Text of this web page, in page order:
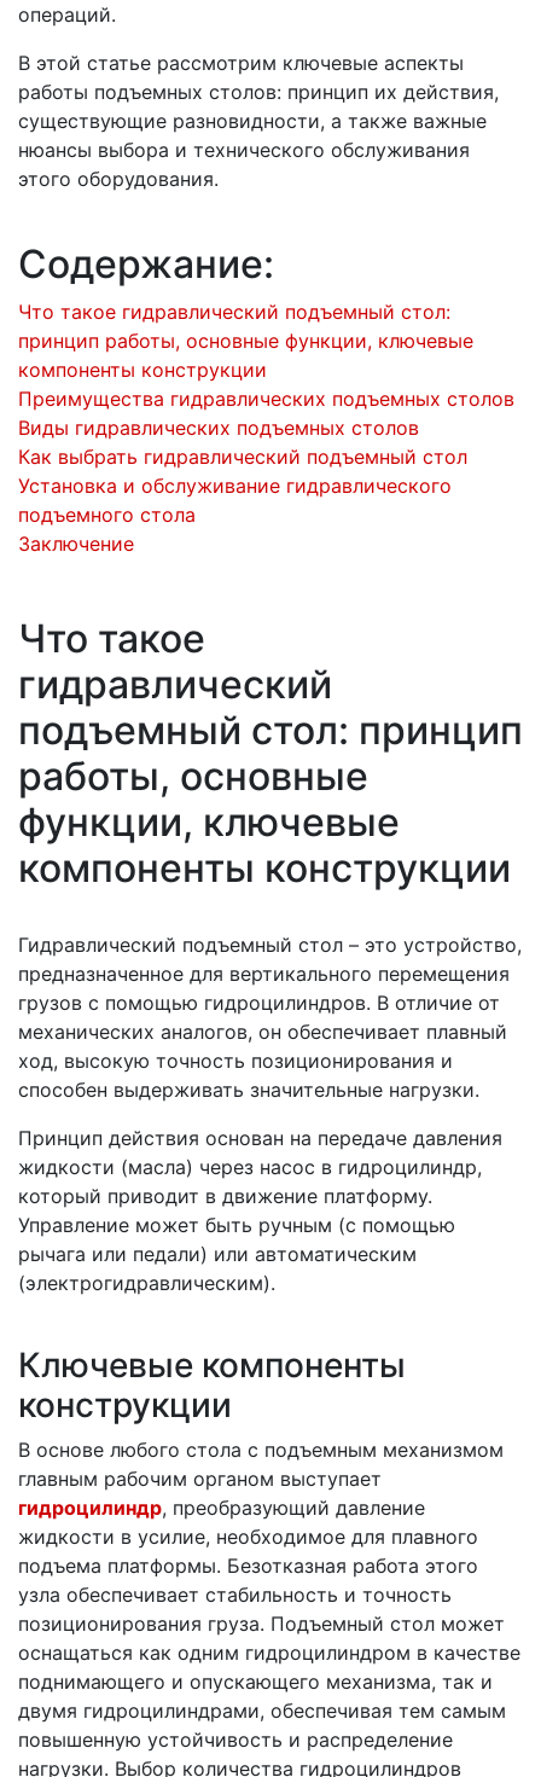
операций.
В этой статье рассмотрим ключевые аспекты
работы подъемных столов: принцип их действия,
существующие разновидности, а также важные
нюансы выбора и технического обслуживания
этого оборудования.
Содержание:
Что такое гидравлический подъемный стол:
принцип работы, основные функции, ключевые
компоненты конструкции
Преимущества гидравлических подъемных столов
Виды гидравлических подъемных столов
Как выбрать гидравлический подъемный стол
Установка и обслуживание гидравлического
подъемного стола
Заключение
Что такое
гидравлический
подъемный стол: принцип
работы, основные
функции, ключевые
компоненты конструкции
Гидравлический подъемный стол – это устройство,
предназначенное для вертикального перемещения
грузов с помощью гидроцилиндров. В отличие от
механических аналогов, он обеспечивает плавный
ход, высокую точность позиционирования и
способен выдерживать значительные нагрузки.
Принцип действия основан на передаче давления
жидкости (масла) через насос в гидроцилиндр,
который приводит в движение платформу.
Управление может быть ручным (с помощью
рычага или педали) или автоматическим
(электрогидравлическим).
Ключевые компоненты
конструкции
В основе любого стола с подъемным механизмом
главным рабочим органом выступает
гидроцилиндр, преобразующий давление
жидкости в усилие, необходимое для плавного
подъема платформы. Безотказная работа этого
узла обеспечивает стабильность и точность
позиционирования груза. Подъемный стол может
оснащаться как одним гидроцилиндром в качестве
поднимающего и опускающего механизма, так и
двумя гидроцилиндрами, обеспечивая тем самым
повышенную устойчивость и распределение
нагрузки. Выбор количества гидроцилиндров